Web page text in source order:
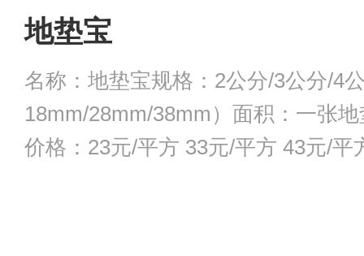
地垫宝
名称：地垫宝规格：2公分/3公分/4
18mm/28mm/38mm）面积：一张
价格：23元/平方 33元/平方 43元/平